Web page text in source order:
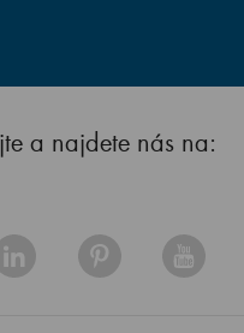
a najdete nás na: